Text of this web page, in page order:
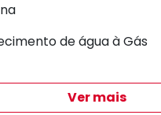
de água à Gás
Ver mais